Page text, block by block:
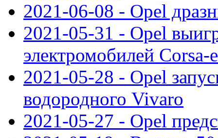
2021-06-08 - Opel
2021-05-31 - Opel
электромобилей Corsa-e
2021-05-28 - Opel
водородного Vivaro
2021-05-27 - Opel